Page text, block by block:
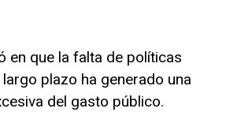
en que la falta de políticas
plazo ha generado una
del gasto público.